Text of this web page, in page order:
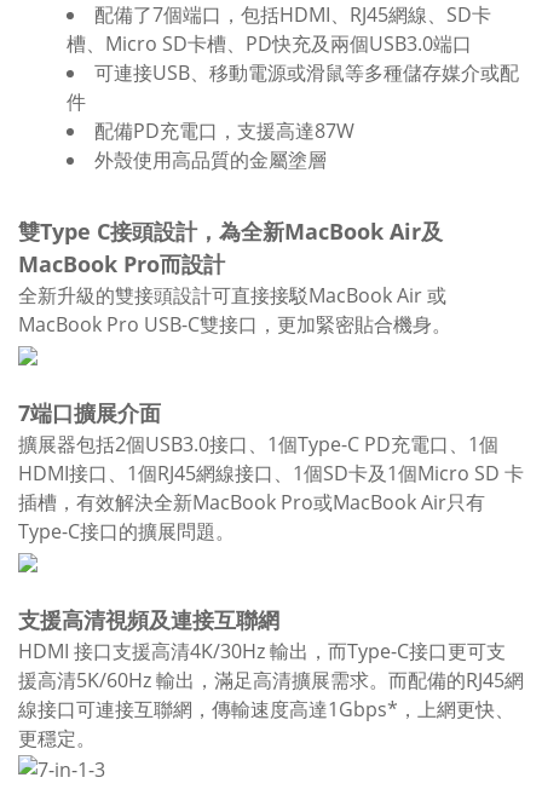
配備了7個端口，包括HDMI、RJ45網線、SD卡
槽、Micro SD卡槽、PD快充及兩個USB3.0端口
可連接USB、移動電源或滑鼠等多種儲存媒介或配
件
配備PD充電口，支援高達87W
外殼使用高品質的金屬塗層
雙Type C接頭設計，為全新MacBook Air及
MacBook Pro而設計
全新升級的雙接頭設計可直接接駁MacBook Air 或
MacBook Pro USB-C雙接口，更加緊密貼合機身。
7端口擴展介面
擴展器包括2個USB3.0接口、1個Type-C PD充電口、1個
HDMI接口、1個RJ45網線接口、1個SD卡及1個Micro SD 卡
插槽，有效解決全新MacBook Pro或MacBook Air只有
Type-C接口的擴展問題。
支援高清視頻及連接互聯網
HDMI 接口支援高清4K/30Hz 輸出，而Type-C接口更可支
援高清5K/60Hz 輸出，滿足高清擴展需求。而配備的RJ45網
線接口可連接互聯網，傳輸速度高達1Gbps*，上網更快、
更穩定。